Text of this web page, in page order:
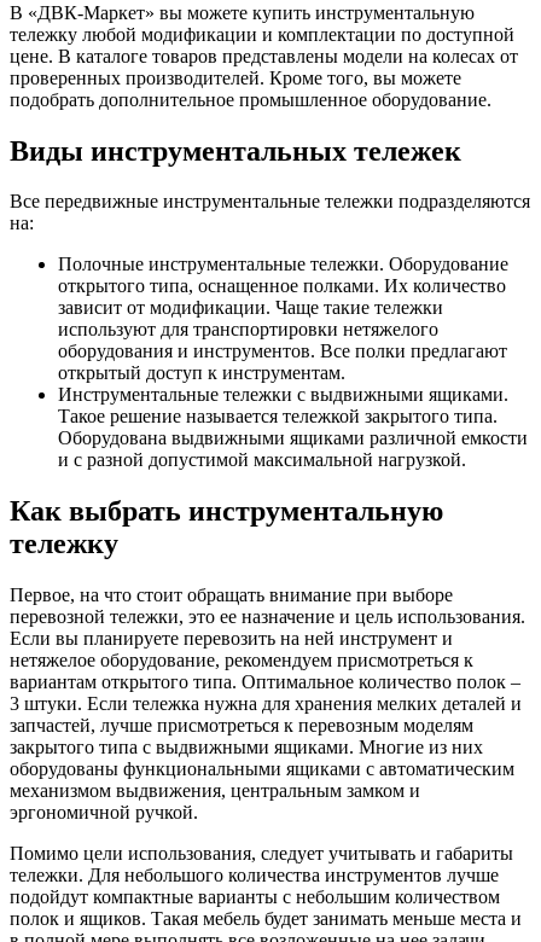
В «ДВК-Маркет» вы можете купить инструментальную
тележку любой модификации и комплектации по доступной
цене. В каталоге товаров представлены модели на колесах от
проверенных производителей. Кроме того, вы можете
подобрать дополнительное промышленное оборудование.
Виды инструментальных тележек
Все передвижные инструментальные тележки подразделяются
на:
Полочные инструментальные тележки. Оборудование
открытого типа, оснащенное полками. Их количество
зависит от модификации. Чаще такие тележки
используют для транспортировки нетяжелого
оборудования и инструментов. Все полки предлагают
открытый доступ к инструментам.
Инструментальные тележки с выдвижными ящиками.
Такое решение называется тележкой закрытого типа.
Оборудована выдвижными ящиками различной емкости
и с разной допустимой максимальной нагрузкой.
Как выбрать инструментальную
тележку
Первое, на что стоит обращать внимание при выборе
перевозной тележки, это ее назначение и цель использования.
Если вы планируете перевозить на ней инструмент и
нетяжелое оборудование, рекомендуем присмотреться к
вариантам открытого типа. Оптимальное количество полок –
3 штуки. Если тележка нужна для хранения мелких деталей и
запчастей, лучше присмотреться к перевозным моделям
закрытого типа с выдвижными ящиками. Многие из них
оборудованы функциональными ящиками с автоматическим
механизмом выдвижения, центральным замком и
эргономичной ручкой.
Помимо цели использования, следует учитывать и габариты
тележки. Для небольшого количества инструментов лучше
подойдут компактные варианты с небольшим количеством
полок и ящиков. Такая мебель будет занимать меньше места и